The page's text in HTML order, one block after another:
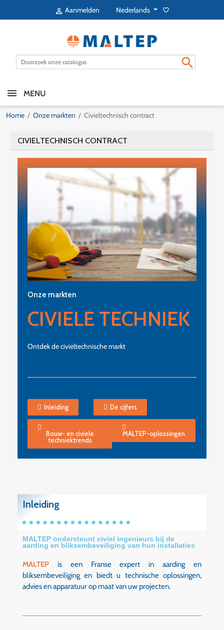
 Aanmelden Nederlands favorite_border

MENU
Home Onze markten Civieltechnisch contract
CIVIELTECHNISCH CONTRACT
Onze markten
CIVIELE TECHNIEK
Ontdek de civieltechnische markt
Inleiding De cijfers
Bouw- en civiele
techniektrends
MALTEP-oplossingen
Inleiding
MALTEP ondersteunt civiel ingenieurs bij de
aarding en bliksembeveiliging van hun installaties
MALTEP is een Franse expert in aarding en
bliksembeveiliging en biedt u technische oplossingen,
advies en apparatuur op maat van uw projecten.